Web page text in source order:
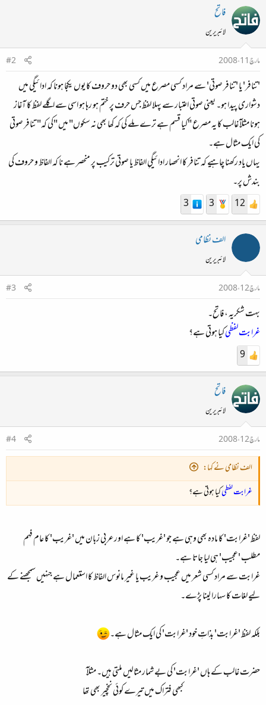
فاتح
لائبریرین
مارچ 11، 2008
#2
'تنافر' یا 'تنافر صوتی' سے مراد کسی مصرع میں کسی بھی دو حروف کا یوں یکجا ہونا کہ ادائیگی میں
دشواری پیدا ہو۔ یعنی صوتی اعتبار سے پہلا لفظ جس حرف پر ختم ہو رہا ہو اسی سے اگلے لفظ کا آغاز
ہونا مثلآ غالب کا یہ مصرع "کیا قسم ہے ترے ملے کی کہ کھا بھی نہ سکوں" میں‌ "کی کہ" تنافر صوتی
کی ایک مثال ہے۔
یہاں یاد رکھنا چاہیے کہ تنافر کا انحصار ادائیگیِ الفاظ یا صوتی ترکیب پر منحصر ہے نا کہ الفاظ و حروف کی
بندش پر۔
12
3
3
الف نظامی
لائبریرین
مارچ 12، 2008
#3
بہت شکریہ ، فاتح۔
غرابت لفظیکیا ہوتی ہے؟
9
فاتح
لائبریرین
مارچ 12، 2008
#4
الف نظامی نے کہا:
غرابت لفظیکیا ہوتی ہے؟
لفظ 'غرابت' کا مادہ بھی وہی ہے جو 'غریب' کا ہے اور عربی زبان میں 'غریب' کا عام فہم
مطلب 'عجیب' ہی لیا جاتا ہے۔
غرابت سے مراد کسی شعر میں عجیب و غریب یا غیر مانوس الفاظ کا استعمال ہے جنہیں سمجھنے کے
لیے لغات کا سہارا لینا پڑے۔
بلکہ لفظ 'غرابت' بذاتِ خود 'غرابت' کی ایک مثال ہے۔
حضرت غالب کے ہاں 'غرابت' کی بے شمار مثالیں ملتی ہیں۔ مثلآ
کبھی فتراک میں تیرے کوئی نخچیر بھی تھا​